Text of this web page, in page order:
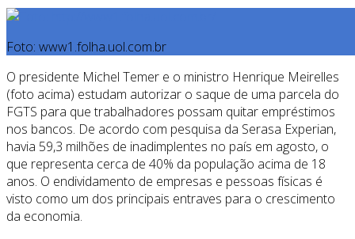
Foto: www1.folha.uol.com.br
O presidente Michel Temer e o ministro Henrique Meirelles
(foto acima) estudam autorizar o saque de uma parcela do
FGTS para que trabalhadores possam quitar empréstimos
nos bancos. De acordo com pesquisa da Serasa Experian,
havia 59,3 milhões de inadimplentes no país em agosto, o
que representa cerca de 40% da população acima de 18
anos. O endividamento de empresas e pessoas físicas é
visto como um dos principais entraves para o crescimento
da economia.